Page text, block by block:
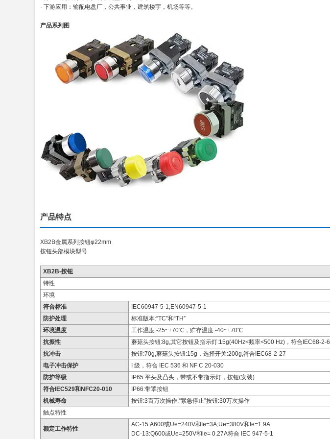
· 下游应用：输配电盘厂，公共事业，建筑楼宇，机场等等。
产品系列图
产品特点
XB2B金属系列按钮φ22mm
按钮头部模块型号
XB2B-按钮
特性
环境
符合标准
IEC60947-5-1,EN60947-5-1
防护处理
标准版本:“TC”和“TH”
环境温度
工作温度:-25~+70℃，贮存温度:-40~+70℃
抗振性
蘑菇头按钮:8g,其它按钮及指示灯:15g(40Hz<频率<500 Hz)，符合IEC68-2-6
抗冲击
按钮:70g,蘑菇头按钮:15g，选择开关:200g,符合IEC68-2-27
电子冲击保护
I 级，符合 IEC 536 和 NF C 20-030
防护等级
IP65:平头及凸头，带或不带指示灯，按钮(安装)
符合IEC529和NFC20-010
IP66:带罩按钮
机械寿命
按钮:3百万次操作,“紧急停止”按钮:30万次操作
触点特性
额定工作特性
AC-15:A600或Ue=240V和Ie=3A;Ue=380V和Ie=1.9A
DC-13:Q600或Ue=250V和le= 0.27A符合 IEC 947-5-1